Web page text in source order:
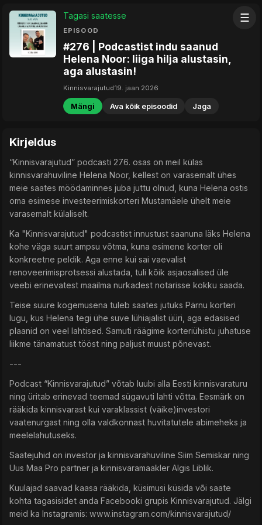
☰
Tagasi saatesse
EPISOOD
#276 | Podcastist indu saanud
Helena Noor: liiga hilja alustasin,
aga alustasin!
Kinnisvarajutud19. jaan 2026
Mängi Ava kõik episoodid Jaga
Kirjeldus
“Kinnisvarajutud” podcasti 276. osas on meil külas
kinnisvarahuviline Helena Noor, kellest on varasemalt ühes
meie saates möödaminnes juba juttu olnud, kuna Helena ostis
oma esimese investeerimiskorteri Mustamäele ühelt meie
varasemalt külaliselt.
Ka "Kinnisvarajutud" podcastist innustust saanuna läks Helena
kohe väga suurt ampsu võtma, kuna esimene korter oli
konkreetne peldik. Aga enne kui sai vaevalist
renoveerimisprotsessi alustada, tuli kõik asjaosalised üle
veebi erinevatest maailma nurkadest notarisse kokku saada.
Teise suure kogemusena tuleb saates jutuks Pärnu korteri
lugu, kus Helena tegi ühe suve lühiajalist üüri, aga edasised
plaanid on veel lahtised. Samuti räägime korteriühistu juhatuse
liikme tänamatust tööst ning paljust muust põnevast.
---
Podcast “Kinnisvarajutud” võtab luubi alla Eesti kinnisvaraturu
ning üritab erinevad teemad sügavuti lahti võtta. Eesmärk on
rääkida kinnisvarast kui varaklassist (väike)investori
vaatenurgast ning olla valdkonnast huvitatutele abimeheks ja
meelelahutuseks.
Saatejuhid on investor ja kinnisvarahuviline Siim Semiskar ning
Uus Maa Pro partner ja kinnisvaramaakler Algis Liblik.
Kuulajad saavad kaasa rääkida, küsimusi küsida või saate
kohta tagasisidet anda Facebooki grupis Kinnisvarajutud. Jälgi
meid ka Instagramis: www.instagram.com/kinnisvarajutud/